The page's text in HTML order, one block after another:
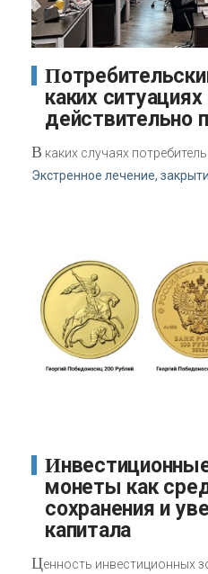
Потребительский кредит: в
каких ситуациях
действительно
В каких случаях
Экстренное лечение,
Инвестиционные золотые
монеты как
сохранения и
капитала
Ценность инвестиционных